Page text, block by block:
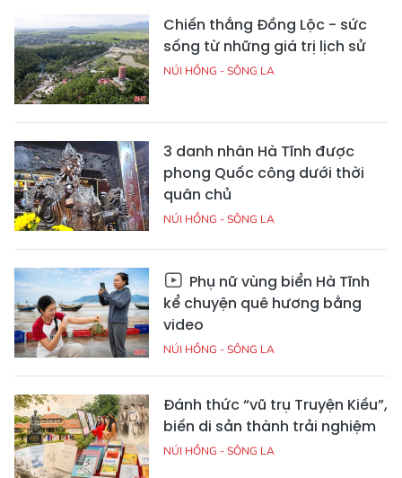
Chiến thắng Đồng Lộc - sức
sống từ những giá trị lịch sử
NÚI HỒNG - SÔNG LA
3 danh nhân Hà Tĩnh được
phong Quốc công dưới thời
quân chủ
NÚI HỒNG - SÔNG LA
Phụ nữ vùng biển Hà Tĩnh
kể chuyện quê hương bằng
video
NÚI HỒNG - SÔNG LA
Đánh thức “vũ trụ Truyện Kiều”,
biến di sản thành trải nghiệm
NÚI HỒNG - SÔNG LA